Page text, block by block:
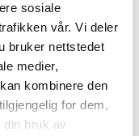
sosiale
vår. Vi deler
bruker nettstedet
medier,
kombinere den
for dem,
din bruk av
– selv om alt ser
er spesifisert for
med å finne
og ladeløsninger,
USB-C-